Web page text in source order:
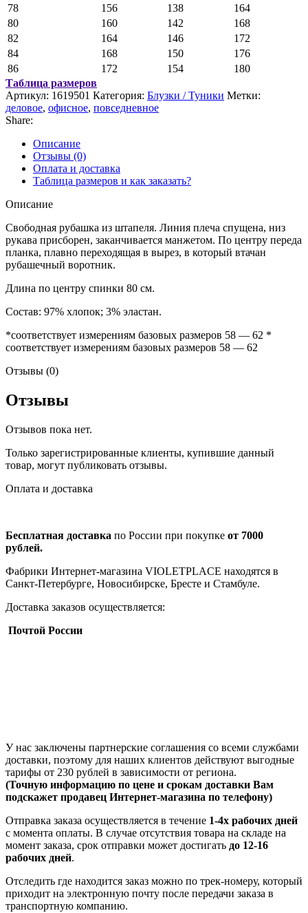
78
156 138
164
80
160 142
168
82
164 146
172
84
168 150
176
86
172 154
180
Таблица размеров
Артикул: 1619501 Категория: Блузки / Туники Метки:
деловое, офисное, повседневное
Share:
Описание
Отзывы (0)
Оплата и доставка
Таблица размеров и как заказать?
Описание
Свободная рубашка из штапеля. Линия плеча спущена, низ
рукава присборен, заканчивается манжетом. По центру переда
планка, плавно переходящая в вырез, в который втачан
рубашечный воротник.
Длина по центру спинки 80 см.
Состав: 97% хлопок; 3% эластан.
*соответствует измерениям базовых размеров 58 — 62 *
соответствует измерениям базовых размеров 58 — 62
Отзывы (0)
Отзывы
Отзывов пока нет.
Только зарегистрированные клиенты, купившие данный
товар, могут публиковать отзывы.
Оплата и доставка
Бесплатная доставка по России при покупке от 7000
рублей.
Фабрики Интернет-магазина VIOLETPLACE находятся в
Санкт-Петербурге, Новосибирске, Бресте и Стамбуле.
Доставка заказов осуществляется:
Почтой России
У нас заключены партнерские соглашения со всеми службами
доставки, поэтому для наших клиентов действуют выгодные
тарифы от 230 рублей в зависимости от региона.
(Точную информацию по цене и срокам доставки Вам
подскажет продавец Интернет-магазина по телефону)
Отправка заказа осуществляется в течение 1-4х рабочих дней
с момента оплаты. В случае отсутствия товара на складе на
момент заказа, срок отправки может достигать до 12-16
рабочих дней.
Отследить где находится заказ можно по трек-номеру, который
приходит на электронную почту после передачи заказа в
транспортную компанию.